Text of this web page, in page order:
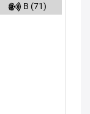
B (71)